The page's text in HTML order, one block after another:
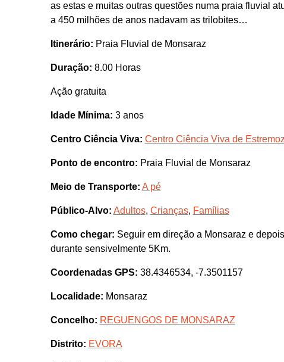
as estas e muitas outras questões numa praia fluvial
a 450 milhões de anos nadavam as trilobites…
Itinerário: Praia Fluvial de Monsaraz
Duração: 8.00 Horas
Ação gratuita
Idade Mínima: 3 anos
Centro Ciência Viva: Centro Ciência Viva de Estremoz
Ponto de encontro: Praia Fluvial de Monsaraz
Meio de Transporte: A pé
Público-Alvo: Adultos, Crianças, Famílias
Como chegar: Seguir em direção a Monsaraz e
durante sensivelmente 5Km.
Coordenadas GPS: 38.4346534, -7.3501157
Localidade: Monsaraz
Concelho: REGUENGOS DE MONSARAZ
Distrito: EVORA